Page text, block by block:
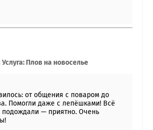
Плов на новоселье
от общения с поваром до
Помогли даже с лепёшками! Всё
подождали — приятно. Очень